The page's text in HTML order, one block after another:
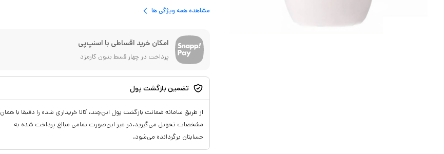
مشاهده همه ویژگی ها
امکان خرید اقساطی با اسنپ‌پی
پرداخت در چهار قسط بدون کارمزد
تضمین بازگشت پول
از طریق سامانه ضمانت بازگشت پول این‌چند، کالا خریداری شده را دقیقا با همان
مشخصات تحویل می‌گیرید.در غیر این‌صورت تمامی مبالغ پرداخت شده به
حسابتان برگردانده می‌شود.